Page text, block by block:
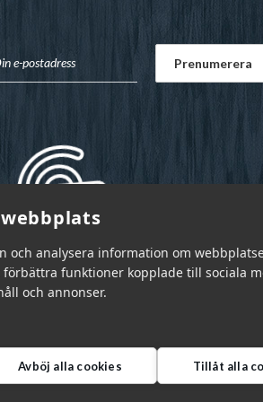
och analysera information om
funktioner kopplade till sociala
och annonser.
Avböj alla cookies Tillåt alla
| info@garnr.se 031 - 92